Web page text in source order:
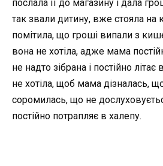
послала її до магазину і дала
так звали дитину, вже стояла на
помітила, що гроші випали з
вона не хотіла, адже мама
не надто зібрана і постійно
не хотіла, щоб мама дізналась,
соромилась, що не
постійно потрапляє в халепу.